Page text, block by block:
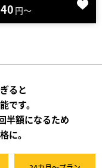
決済
円～
ると
です。
半額になるため
に。